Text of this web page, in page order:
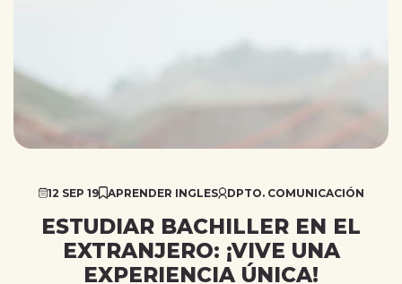
12 SEP 19 APRENDER INGLES DPTO. COMUNICACIÓN
ESTUDIAR BACHILLER EN EL
EXTRANJERO: ¡VIVE UNA
EXPERIENCIA ÚNICA!